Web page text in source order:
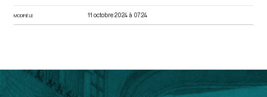
MODIFIÉ LE 11 octobre 2024 à 07:24